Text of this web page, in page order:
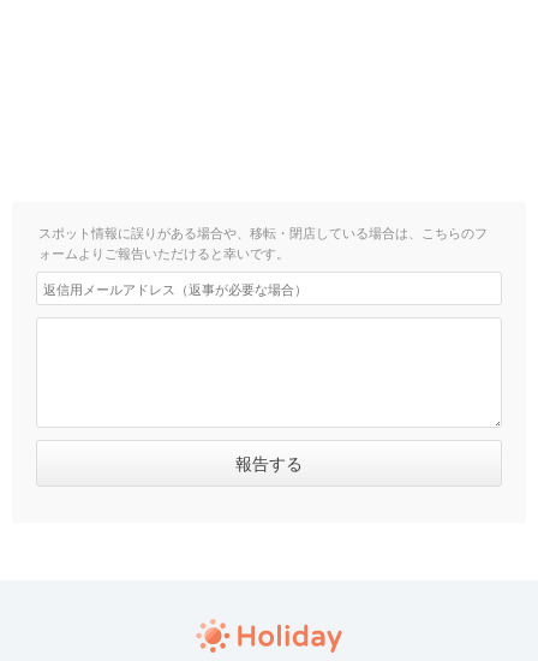
スポット情報に誤りがある場合や、移転・閉店している場合は、こちらのフ
ォームよりご報告いただけると幸いです。